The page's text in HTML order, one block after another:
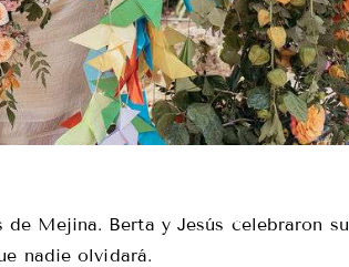
Mejina. Berta y Jesús celebraron su
nadie olvidará.